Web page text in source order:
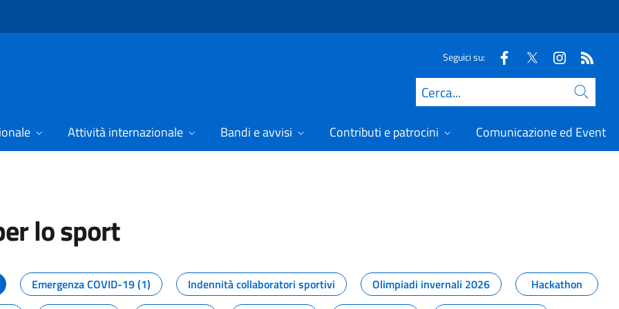
Seguici su:
Cerca
Attività internazionale Bandi e avvisi Contributi e patrocini Comunicazione ed Eventi
lo sport
dal Dipartimento per lo sport
Emergenza COVID-19 (1) Indennità collaboratori sportivi Olimpiadi invernali 2026
Hackathon